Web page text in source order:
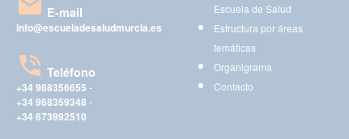
E-mail
info@escueladesaludmurcia.es
Teléfono
+34 968356655 -
+34 968359348 -
+34 673992510
Escuela de Salud
Estructura por áreas
temáticas
Organigrama
Contacto